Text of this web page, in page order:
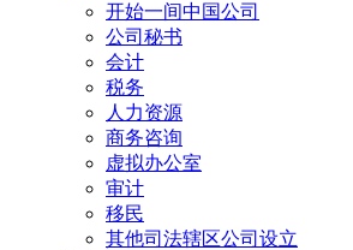
开始一间中国公司
公司秘书
会计
税务
人力资源
商务咨询
虚拟办公室
审计
移民
其他司法辖区公司设立